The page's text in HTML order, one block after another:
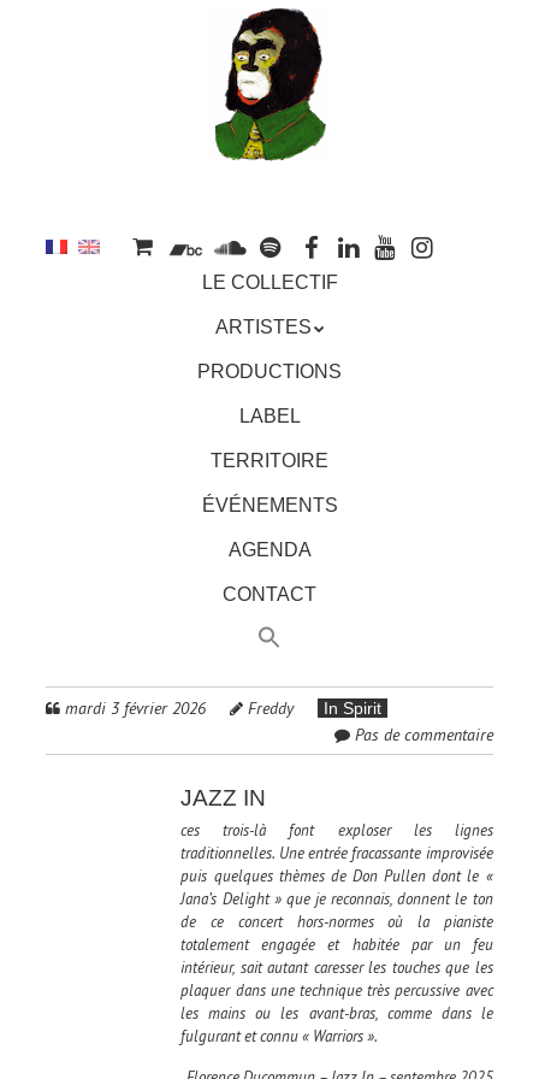
LE COLLECTIF
ARTISTES
PRODUCTIONS
LABEL
TERRITOIRE
ÉVÉNEMENTS
AGENDA
CONTACT
mardi 3 février 2026 Freddy In Spirit
Pas de commentaire
JAZZ IN
ces trois-là font exploser les lignes
traditionnelles. Une entrée fracassante improvisée
puis quelques thèmes de Don Pullen dont le «
Jana’s Delight » que je reconnais, donnent le ton
de ce concert hors-normes où la pianiste
totalement engagée et habitée par un feu
intérieur, sait autant caresser les touches que les
plaquer dans une technique très percussive avec
les mains ou les avant-bras, comme dans le
fulgurant et connu « Warriors ».